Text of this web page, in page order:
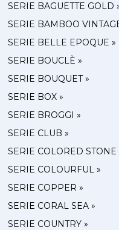
SERIE BAGUETTE GOLD
SERIE BAMBOO
SERIE BELLE EPOQUE »
SERIE BOUCLÈ »
SERIE BOUQUET »
SERIE BOX »
SERIE BROGGI »
SERIE CLUB »
SERIE COLORED STONE
SERIE COLOURFUL »
SERIE COPPER »
SERIE CORAL SEA »
SERIE COUNTRY »